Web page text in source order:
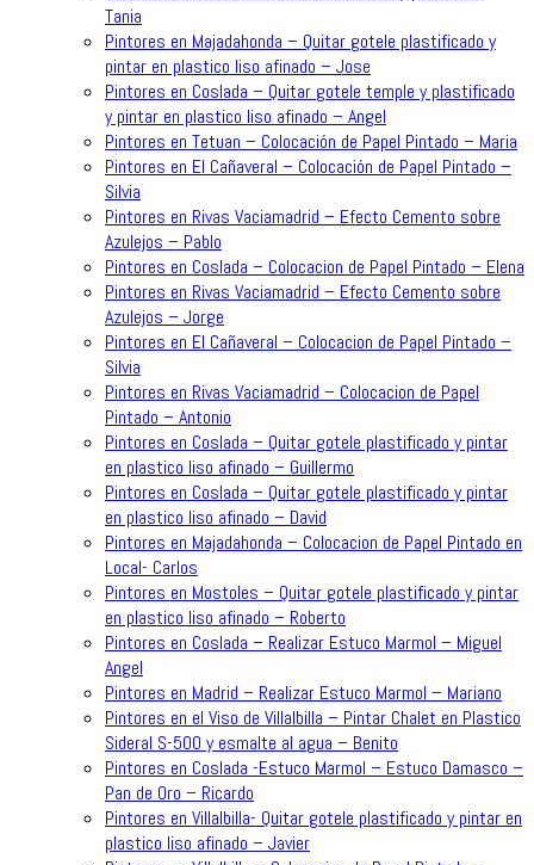
Tania
Pintores en Majadahonda – Quitar gotele plastificado y
pintar en plastico liso afinado – Jose
Pintores en Coslada – Quitar gotele temple y plastificado
y pintar en plastico liso afinado – Angel
Pintores en Tetuan – Colocación de Papel Pintado – Maria
Pintores en El Cañaveral – Colocación de Papel Pintado –
Silvia
Pintores en Rivas Vaciamadrid – Efecto Cemento sobre
Azulejos – Pablo
Pintores en Coslada – Colocacion de Papel Pintado – Elena
Pintores en Rivas Vaciamadrid – Efecto Cemento sobre
Azulejos – Jorge
Pintores en El Cañaveral – Colocacion de Papel Pintado –
Silvia
Pintores en Rivas Vaciamadrid – Colocacion de Papel
Pintado – Antonio
Pintores en Coslada – Quitar gotele plastificado y pintar
en plastico liso afinado – Guillermo
Pintores en Coslada – Quitar gotele plastificado y pintar
en plastico liso afinado – David
Pintores en Majadahonda – Colocacion de Papel Pintado en
Local- Carlos
Pintores en Mostoles – Quitar gotele plastificado y pintar
en plastico liso afinado – Roberto
Pintores en Coslada – Realizar Estuco Marmol – Miguel
Angel
Pintores en Madrid – Realizar Estuco Marmol – Mariano
Pintores en el Viso de Villalbilla – Pintar Chalet en Plastico
Sideral S-500 y esmalte al agua – Benito
Pintores en Coslada -Estuco Marmol – Estuco Damasco –
Pan de Oro – Ricardo
Pintores en Villalbilla- Quitar gotele plastificado y pintar en
plastico liso afinado – Javier